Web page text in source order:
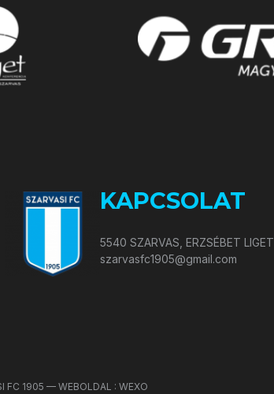
KAPCSOLAT
5540 SZARVAS, ERZSÉBET LIGET
szarvasfc1905@gmail.com
1905 — WEBOLDAL : WEXO